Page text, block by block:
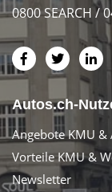
0800 SEARCH /
Autos.ch-
Angebote KMU &
Vorteile KMU &
Newsletter